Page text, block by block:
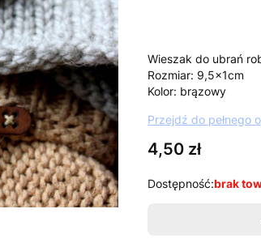
Wieszak do ubrań
Rozmiar: 9,5x1cm
Kolor: brązowy
Przejdź do pełnego
Cena
4,50 zł
Dostępność:brak